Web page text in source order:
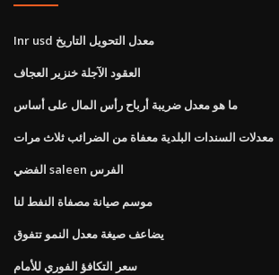
Inr usd معدل التحويل التاريخ
العقود الآجلة خنزير العجاف
ما هو معدل ضريبة أرباح رأس المال على أساس
معدلات السندات البلدية معفاة من الضرائب ثلاث مرات
الفضي saleen الفرس
موسم صيانة مصفاة النفط لنا
يضاعف صيغة معدل النمو تتفوق
سعر التكافؤ الفوري للأمام